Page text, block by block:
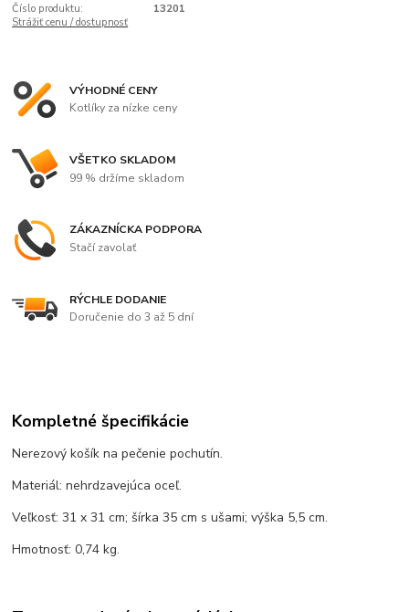
Číslo produktu:
13201
Strážiť cenu / dostupnosť
VÝHODNÉ CENY
Kotlíky za nízke ceny
VŠETKO SKLADOM
99 % držíme skladom
ZÁKAZNÍCKA PODPORA
Stačí zavolať
RÝCHLE DODANIE
Doručenie do 3 až 5 dní
Kompletné špecifikácie
Nerezový košík na pečenie pochutín.
Materiál: nehrdzavejúca oceľ.
Veľkosť: 31 x 31 cm; šírka 35 cm s ušami; výška 5,5 cm.
Hmotnosť: 0,74 kg.